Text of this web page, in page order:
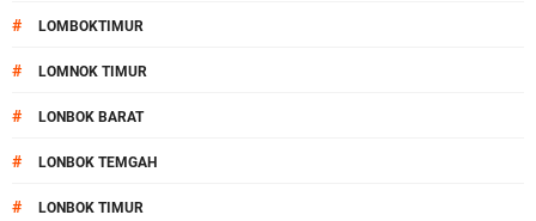
# LOMBOKTIMUR
# LOMNOK TIMUR
# LONBOK BARAT
# LONBOK TEMGAH
# LONBOK TIMUR